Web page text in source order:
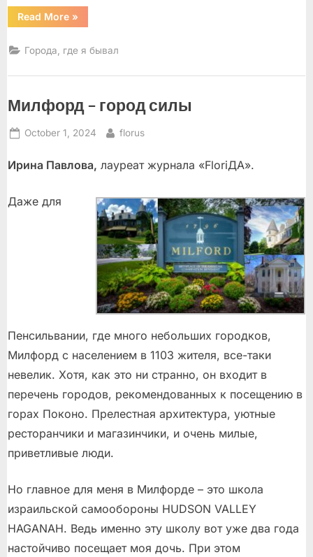
Read More“Халландейл
–
Hallandale
»
Города, где я бывал
Милфорд – город силы
Posted
October 1, 2024 By
florus
Ирина Павлова, лауреат журнала «FloriДА».
Даже для
Пенсильвании, где много небольших городков,
Милфорд с населением в 1103 жителя, все-таки
невелик. Хотя, как это ни странно, он входит в
перечень городов, рекомендованных к посещению в
горах Поконо. Прелестная архитектура, уютные
ресторанчики и магазинчики, и очень милые,
приветливые люди.
Но главное для меня в Милфорде – это школа
израильской самообороны HUDSON VALLEY
HAGANAH. Ведь именно эту школу вот уже два года
настойчиво посещает моя дочь. При этом